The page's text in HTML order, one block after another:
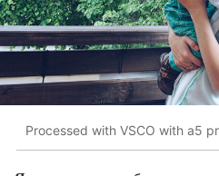
Processed with VSCO with a5